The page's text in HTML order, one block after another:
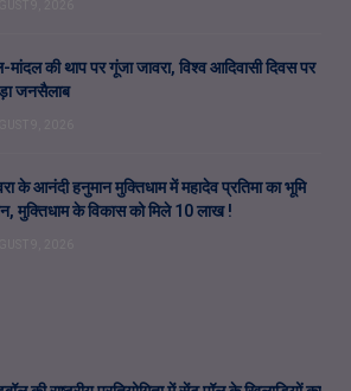
मांदल की थाप पर गूंजा जावरा, विश्व आदिवासी दिवस पर
जनसैलाब
के आनंदी हनुमान मुक्तिधाम में महादेव प्रतिमा का भूमि
मुक्तिधाम के विकास को मिले 10 लाख !